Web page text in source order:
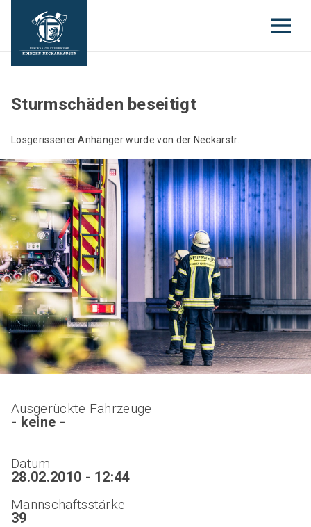
Sturmschäden beseitigt
Losgerissener Anhänger wurde von der Neckarstr.
Ausgerückte Fahrzeuge
- keine -
Datum
28.02.2010 - 12:44
Mannschaftsstärke
39